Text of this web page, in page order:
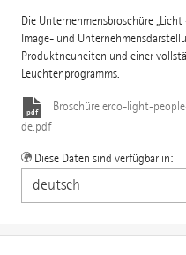
Die Unternehmensbroschüre
Image- und
Produktneuheiten und einer
Leuchtenprogramms.
Broschüreerco-light-
de.pdf
Diese Daten sind verfügbar in: